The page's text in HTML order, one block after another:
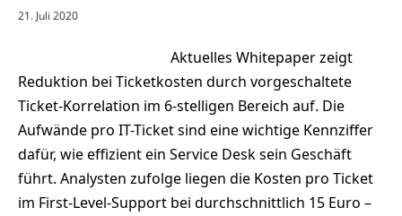
21. Juli 2020
Aktuelles Whitepaper zeigt
Reduktion bei Ticketkosten durch vorgeschaltete
Ticket-Korrelation im 6-stelligen Bereich auf. Die
Aufwände pro IT-Ticket sind eine wichtige Kennziffer
dafür, wie effizient ein Service Desk sein Geschäft
führt. Analysten zufolge liegen die Kosten pro Ticket
im First-Level-Support bei durchschnittlich 15 Euro –